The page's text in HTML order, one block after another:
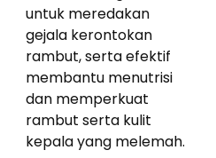
untuk meredakan
gejala kerontokan
rambut, serta efektif
membantu menutrisi
dan memperkuat
rambut serta kulit
kepala yang melemah.